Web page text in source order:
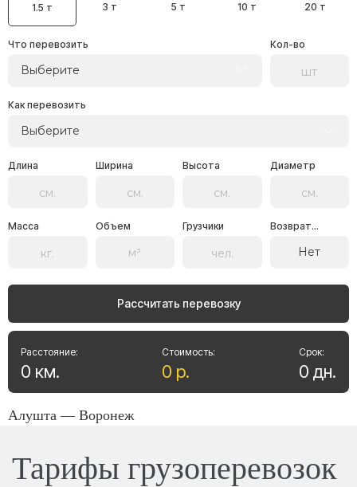
1.5 т 3 т 5 т 10 т 20 т
Что перевозить
Выберите
Кол-во
Как перевозить
Выберите
Длина Ширина Высота Диаметр
Масса Объем Грузчики Возврат...
Нет
Рассчитать перевозку
Стоимость:
0 р.
Расстояние:
0 км.
Срок:
0 дн.
Алушта — Воронеж
Тарифы грузоперевозок